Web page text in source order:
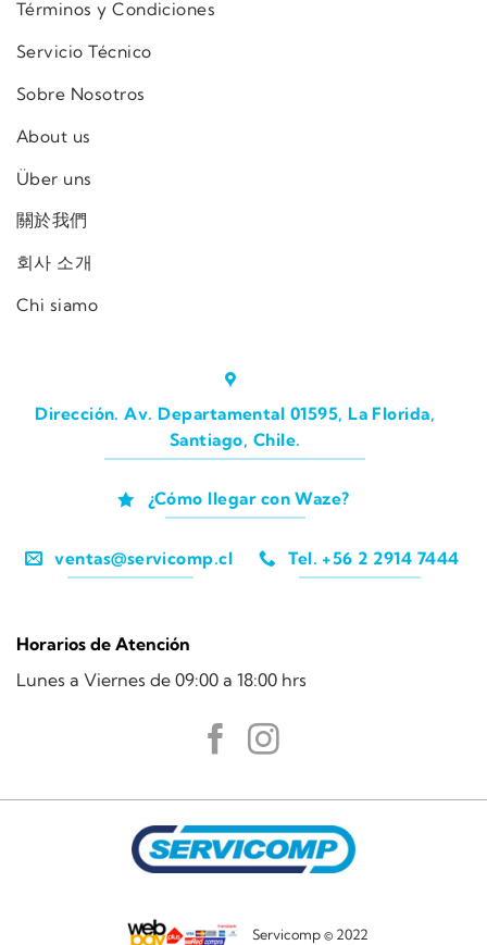
Términos y Condiciones
Servicio Técnico
Sobre Nosotros
About us
Über uns
關於我們
회사 소개
Chi siamo
Dirección. Av. Departamental 01595, La Florida,
Santiago, Chile.
¿Cómo llegar con Waze?
ventas@servicomp.cl Tel. +56 2 2914 7444
Horarios de Atención
Lunes a Viernes de 09:00 a 18:00 hrs
Servicomp © 2022